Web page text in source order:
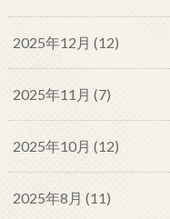
2025年12月 (12)
2025年11月 (7)
2025年10月 (12)
2025年8月 (11)